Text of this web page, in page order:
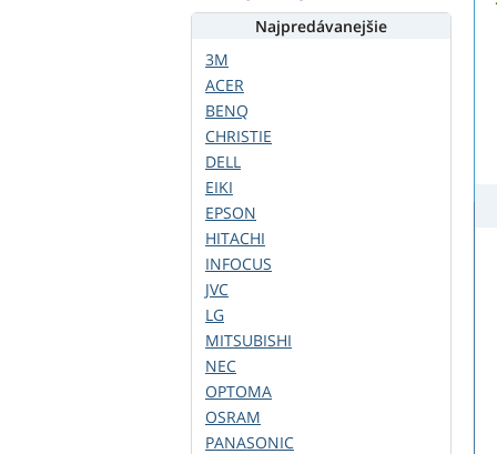
Najpredávanejšie
3M
ACER
BENQ
CHRISTIE
DELL
EIKI
EPSON
HITACHI
INFOCUS
JVC
LG
MITSUBISHI
NEC
OPTOMA
OSRAM
PANASONIC